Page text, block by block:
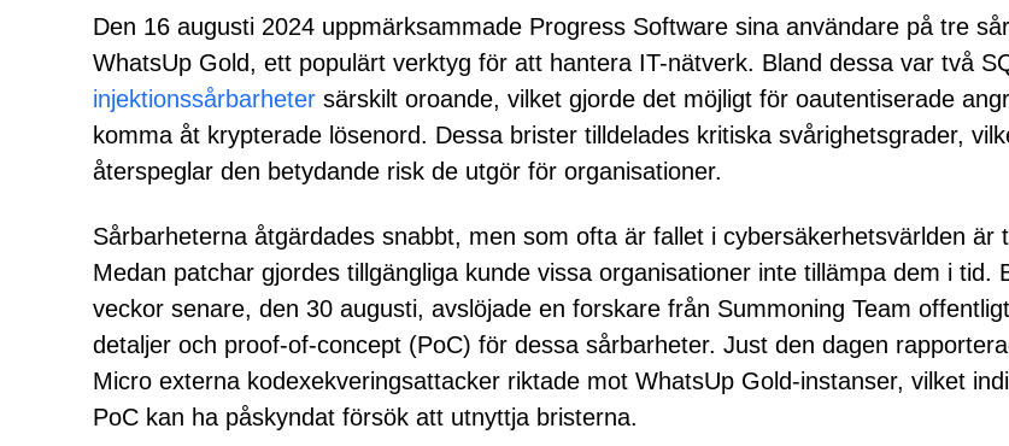
Den 16 augusti 2024 uppmärksammade Progress Software sina användare på tre
WhatsUp Gold, ett populärt verktyg för att hantera IT-nätverk. Bland dessa var två
injektionssårbarheter särskilt oroande, vilket gjorde det möjligt för oautentiserade
komma åt krypterade lösenord. Dessa brister tilldelades kritiska svårighetsgrader,
återspeglar den betydande risk de utgör för organisationer.
Sårbarheterna åtgärdades snabbt, men som ofta är fallet i cybersäkerhetsvärlden är
Medan patchar gjordes tillgängliga kunde vissa organisationer inte tillämpa dem i tid.
veckor senare, den 30 augusti, avslöjade en forskare från Summoning Team
detaljer och proof-of-concept (PoC) för dessa sårbarheter. Just den dagen
Micro externa kodexekveringsattacker riktade mot WhatsUp Gold-instanser, vilket
PoC kan ha påskyndat försök att utnyttja bristerna.